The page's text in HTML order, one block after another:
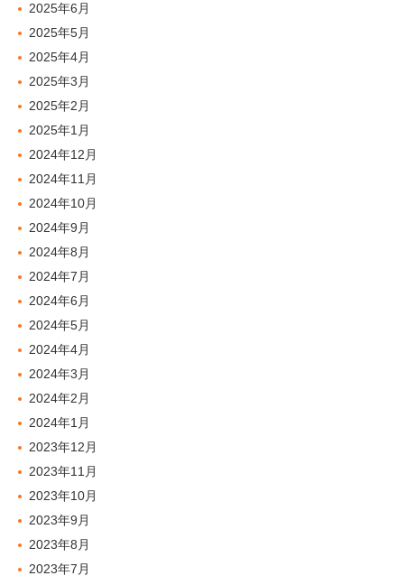
2025年6月
2025年5月
2025年4月
2025年3月
2025年2月
2025年1月
2024年12月
2024年11月
2024年10月
2024年9月
2024年8月
2024年7月
2024年6月
2024年5月
2024年4月
2024年3月
2024年2月
2024年1月
2023年12月
2023年11月
2023年10月
2023年9月
2023年8月
2023年7月